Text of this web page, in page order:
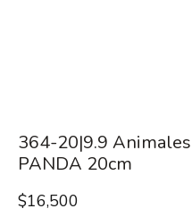
364-20|9.9
PANDA 20cm
$16,500